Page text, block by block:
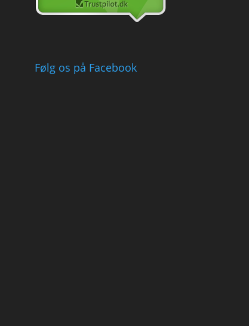
Følg os på Facebook